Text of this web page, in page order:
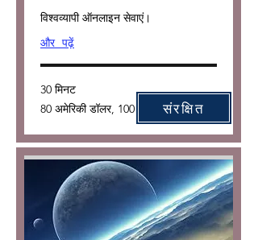
विश्वव्यापी ऑनलाइन सेवाएं।
और पढ़ें
30 मिनट
80
अमेरिकी
डॉलर
80 अमेरिकी डॉलर, 100 कैनेडियन डॉलर
संरक्षित